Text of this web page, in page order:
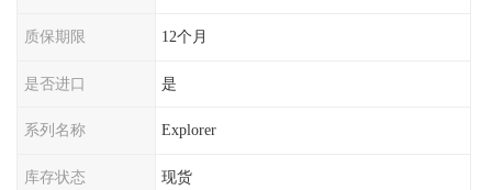
质保期限 12个月
是否进口 是
系列名称 Explorer
库存状态 现货